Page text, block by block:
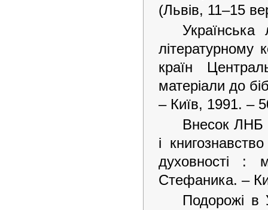
(Львів, 11–15
Українська
літературному
країн
матеріали до
– Київ, 1991. –
Внесок ЛНБ
і
духовності
Стефаника. –
Подорожі в